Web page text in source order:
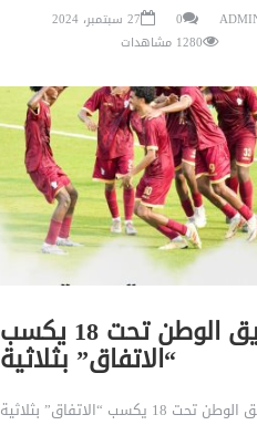
0
27 سبتمبر، 2024
1280 مشاهدات
فريق الوطن تحت 18 يكسب
“الاتفاق” بثلاثية
تحت 18 يكسب “الاتفاق” بثلاثية